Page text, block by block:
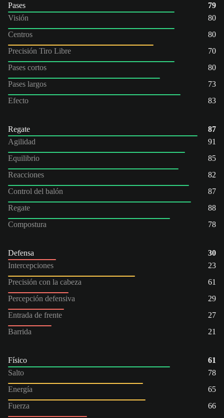
Pases
79
Visión
80
Centros
80
Precisión Tiro Libre
70
Pases cortos
80
Pases largos
73
Efecto
83
Regate
87
Agilidad
91
Equilibrio
85
Reacciones
82
Control del balón
87
Regate
88
Compostura
78
Defensa
30
Intercepciones
23
Precisión con la cabeza
61
Percepción defensiva
29
Entrada de frente
27
Barrida
21
Físico
61
Salto
78
Energía
65
Fuerza
66